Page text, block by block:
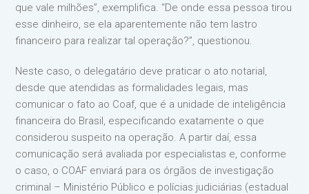
que vale milhões”, exemplifica. “De onde essa pessoa tirou
esse dinheiro, se ela aparentemente não tem lastro
financeiro para realizar tal operação?”, questionou.
Neste caso, o delegatário deve praticar o ato notarial,
desde que atendidas as formalidades legais, mas
comunicar o fato ao Coaf, que é a unidade de inteligência
financeira do Brasil, especificando exatamente o que
considerou suspeito na operação. A partir daí, essa
comunicação será avaliada por especialistas e, conforme
o caso, o COAF enviará para os órgãos de investigação
criminal – Ministério Público e polícias judiciárias (estadual